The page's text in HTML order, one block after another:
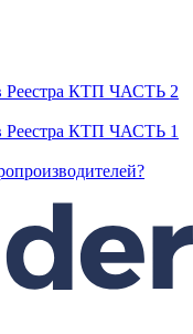
Реестра КТП ЧАСТЬ 2
Реестра КТП ЧАСТЬ 1